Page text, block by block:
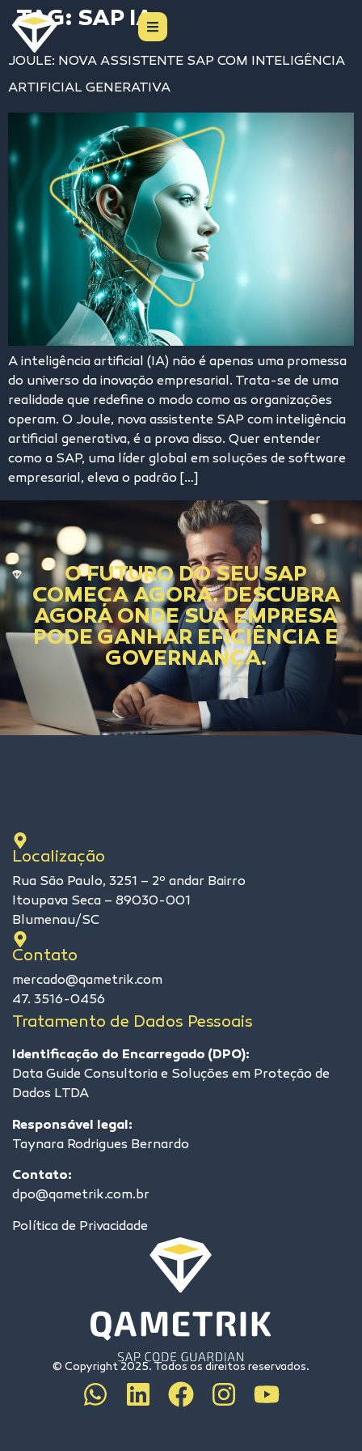
TAG: SAP IA
JOULE: NOVA ASSISTENTE SAP COM INTELIGÊNCIA
ARTIFICIAL GENERATIVA
A inteligência artificial (IA) não é apenas uma promessa
do universo da inovação empresarial. Trata-se de uma
realidade que redefine o modo como as organizações
operam. O Joule, nova assistente SAP com inteligência
artificial generativa, é a prova disso. Quer entender
como a SAP, uma líder global em soluções de software
empresarial, eleva o padrão […]
O FUTURO DO SEU SAP
COMEÇA AGORA. DESCUBRA
AGORA ONDE SUA EMPRESA
PODE GANHAR EFICIÊNCIA E
GOVERNANÇA.
© Copyright 2025. Todos os direitos reservados.
Localização
Rua São Paulo, 3251 – 2º andar Bairro
Itoupava Seca – 89030-001
Blumenau/SC
Contato
mercado@qametrik.com
47. 3516-0456
Tratamento de Dados Pessoais
Identificação do Encarregado (DPO):
Data Guide Consultoria e Soluções em Proteção de
Dados LTDA
Responsável legal:
Taynara Rodrigues Bernardo
Contato:
dpo@qametrik.com.br
Política de Privacidade